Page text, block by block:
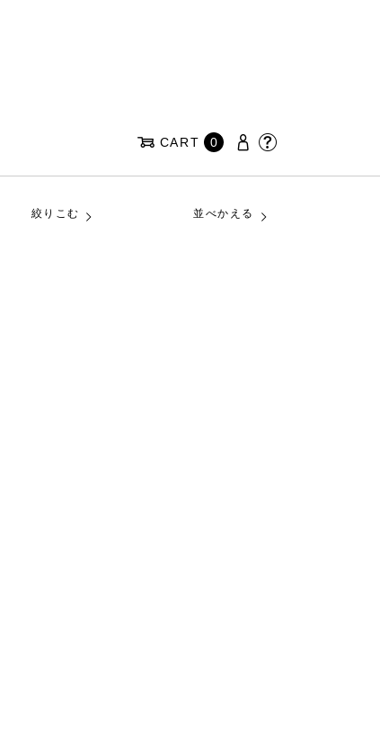
CART 0
絞りこむ 並べかえる